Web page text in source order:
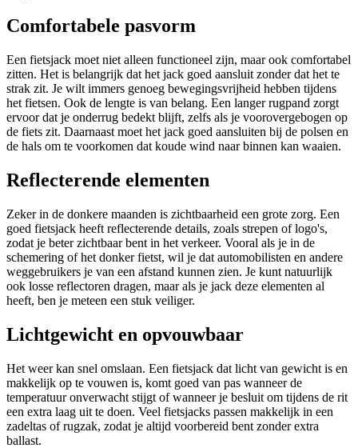
Comfortabele pasvorm
Een fietsjack moet niet alleen functioneel zijn, maar ook comfortabel
zitten. Het is belangrijk dat het jack goed aansluit zonder dat het te
strak zit. Je wilt immers genoeg bewegingsvrijheid hebben tijdens
het fietsen. Ook de lengte is van belang. Een langer rugpand zorgt
ervoor dat je onderrug bedekt blijft, zelfs als je voorovergebogen op
de fiets zit. Daarnaast moet het jack goed aansluiten bij de polsen en
de hals om te voorkomen dat koude wind naar binnen kan waaien.
Reflecterende elementen
Zeker in de donkere maanden is zichtbaarheid een grote zorg. Een
goed fietsjack heeft reflecterende details, zoals strepen of logo's,
zodat je beter zichtbaar bent in het verkeer. Vooral als je in de
schemering of het donker fietst, wil je dat automobilisten en andere
weggebruikers je van een afstand kunnen zien. Je kunt natuurlijk
ook losse reflectoren dragen, maar als je jack deze elementen al
heeft, ben je meteen een stuk veiliger.
Lichtgewicht en opvouwbaar
Het weer kan snel omslaan. Een fietsjack dat licht van gewicht is en
makkelijk op te vouwen is, komt goed van pas wanneer de
temperatuur onverwacht stijgt of wanneer je besluit om tijdens de rit
een extra laag uit te doen. Veel fietsjacks passen makkelijk in een
zadeltas of rugzak, zodat je altijd voorbereid bent zonder extra
ballast.